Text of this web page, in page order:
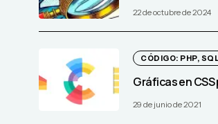
22 de octubre de 2024
CÓDIGO: PHP,
Gráficas en CSS
29 de junio de 2021